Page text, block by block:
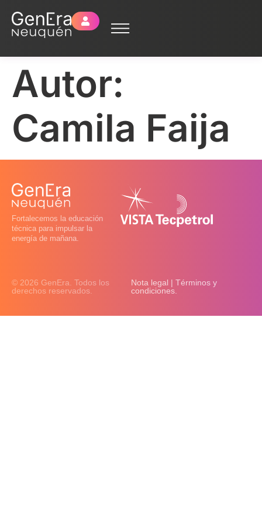
Autor:
Camila Faija
Fortalecemos la educación
técnica para impulsar la
energía de mañana.
© 2026 GenEra. Todos los
derechos reservados.
Nota legal | Términos y
condiciones.